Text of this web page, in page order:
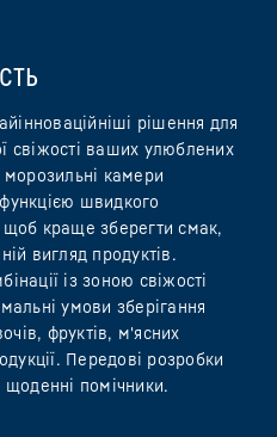
рішення для
свіжості ваших улюблених
камери
швидкого
краще зберегти смак,
вигляд продуктів.
із зоною свіжості
умови зберігання
фруктів, м'ясних
Передові розробки
щоденні помічники.